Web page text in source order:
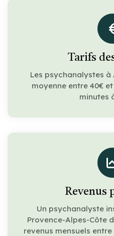
Tarifs
Les psychanalystes
moyenne entre 40€
minutes
Revenus
Un psychanalyste
Provence-Alpes-Côte
revenus mensuels